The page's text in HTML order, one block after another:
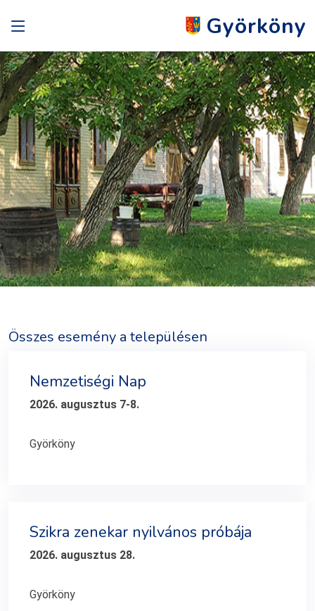
Györköny
Összes esemény a településen
Nemzetiségi Nap
2026. augusztus 7-8.
Györköny
Szikra zenekar nyilvános próbája
2026. augusztus 28.
Györköny